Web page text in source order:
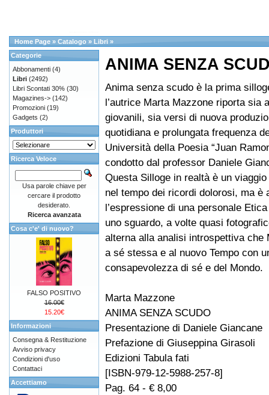
Home Page » Catalogo » Libri »
ANIMA SENZA
Anima senza scudo è la prima
l’autrice Marta Mazzone riporta sia
giovanili, sia versi di nuova
quotidiana e prolungata frequenza
Università della Poesia “Juan
condotto dal professor Daniele
Questa Silloge in realtà è un viaggio
nel tempo dei ricordi dolorosi, ma è
l’espressione di una personale
uno sguardo, a volte quasi
alterna alla analisi introspettiva che
a sé stessa e al nuovo Tempo con
consapevolezza di sé e del Mondo.
Marta Mazzone
ANIMA SENZA SCUDO
Presentazione di Daniele Giancane
Prefazione di Giuseppina Girasoli
Edizioni Tabula fati
[ISBN-979-12-5988-257-8]
Pag. 64 - € 8,00
Categorie
Abbonamenti (4)
Libri (2492)
Libri Scontati 30% (30)
Magazines-> (142)
Promozioni (19)
Gadgets (2)
Produttori
Ricerca Veloce
Usa parole chiave per
cercare il prodotto
desiderato.
Ricerca avanzata
Cosa c'e' di nuovo?
FALSO POSITIVO
16.00€
15.20€
Informazioni
Consegna & Restituzione
Avviso privacy
Condizioni d'uso
Contattaci
Accettiamo